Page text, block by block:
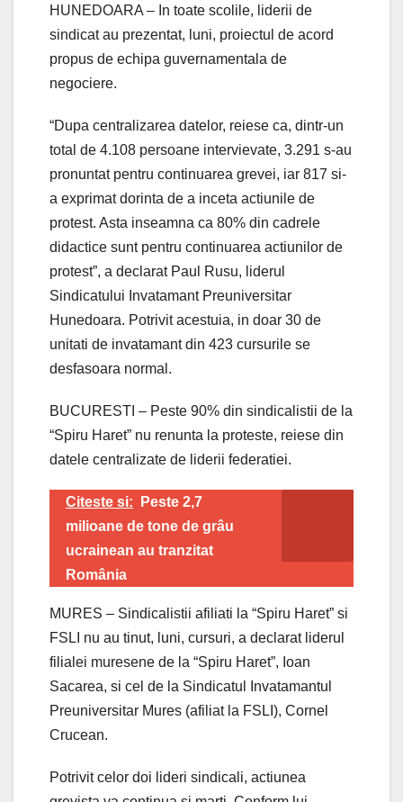
HUNEDOARA – In toate scolile, liderii de
sindicat au prezentat, luni, proiectul de acord
propus de echipa guvernamentala de
negociere.
“Dupa centralizarea datelor, reiese ca, dintr-un
total de 4.108 persoane intervievate, 3.291 s-au
pronuntat pentru continuarea grevei, iar 817 si-
a exprimat dorinta de a inceta actiunile de
protest. Asta inseamna ca 80% din cadrele
didactice sunt pentru continuarea actiunilor de
protest”, a declarat Paul Rusu, liderul
Sindicatului Invatamant Preuniversitar
Hunedoara. Potrivit acestuia, in doar 30 de
unitati de invatamant din 423 cursurile se
desfasoara normal.
BUCURESTI – Peste 90% din sindicalistii de la
“Spiru Haret” nu renunta la proteste, reiese din
datele centralizate de liderii federatiei.
Citeste si:
Peste 2,7
milioane de tone de grâu
ucrainean au tranzitat
România
MURES – Sindicalistii afiliati la “Spiru Haret” si
FSLI nu au tinut, luni, cursuri, a declarat liderul
filialei muresene de la “Spiru Haret”, Ioan
Sacarea, si cel de la Sindicatul Invatamantul
Preuniversitar Mures (afiliat la FSLI), Cornel
Crucean.
Potrivit celor doi lideri sindicali, actiunea